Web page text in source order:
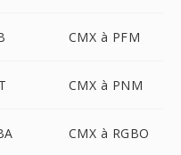
CMX à PFM
CMX à PNM
CMX à RGBO